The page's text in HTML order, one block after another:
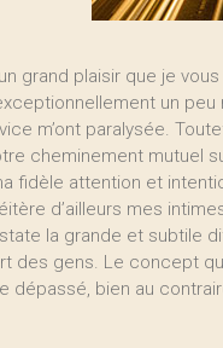
grand plaisir que je
un
m’ont paralysée.
cheminement mutuel
fidèle attention et
d’ailleurs mes
la grande et subtile
des gens. Le concept
dépassé, bien au